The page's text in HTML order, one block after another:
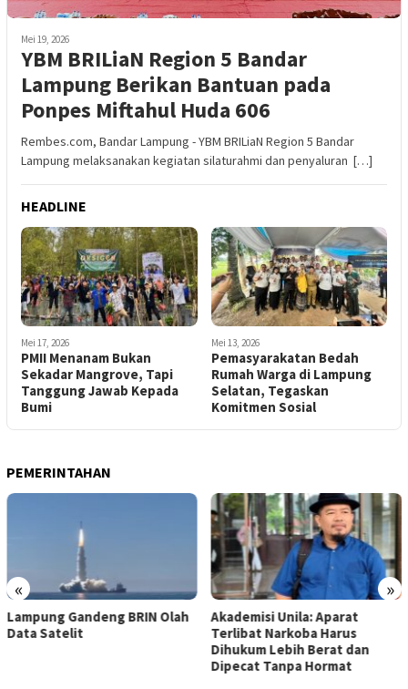
Mei 19, 2026
YBM BRILiaN Region 5 Bandar
Lampung Berikan Bantuan pada
Ponpes Miftahul Huda 606
Rembes.com, Bandar Lampung - YBM BRILiaN Region 5 Bandar
Lampung melaksanakan kegiatan silaturahmi dan penyaluran […]
HEADLINE
Mei 17, 2026
PMII Menanam Bukan
Sekadar Mangrove, Tapi
Tanggung Jawab Kepada
Bumi
Mei 13, 2026
Pemasyarakatan Bedah
Rumah Warga di Lampung
Selatan, Tegaskan
Komitmen Sosial
PEMERINTAHAN
« »
Akademisi Unila: Aparat
Terlibat Narkoba Harus
Aktivitas Anak Krakatau
Meningkat, Status Naik Jadi
Siaga